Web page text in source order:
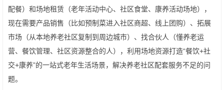
配餐）和场地租赁（老年活动中心、社区食堂、康养活动场地），
现在需要产品销售（比如预制菜进入社区商超、线上团购）、拓展
市场（从本地养老社区复制到周边城市）、找合伙人（懂养老运
营、餐饮管理、社区资源整合的人），利用场地资源打造“餐饮+社
交+康养”的一站式老年生活场景，解决养老社区配套服务不足的问
题。